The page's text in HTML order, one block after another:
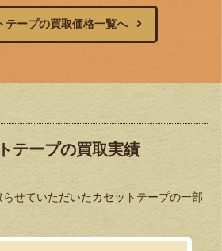
テープの買取価格一覧へ
テープの買取実績
せていただいたカセットテープの一部